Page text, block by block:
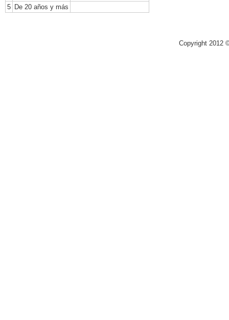
5 De 20 años y más
Copyright 2012